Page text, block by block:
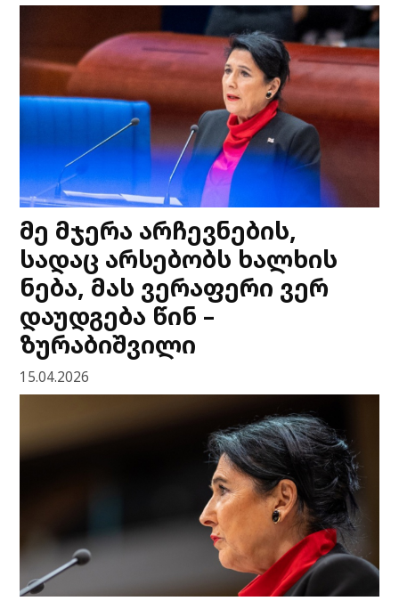
მე მჯერა არჩევნების,
სადაც არსებობს ხალხის
ნება, მას ვერაფერი ვერ
დაუდგება წინ –
ზურაბიშვილი
15.04.2026